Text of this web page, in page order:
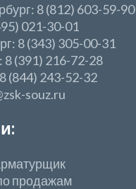
8 (812) 603-59-90
021-30-01
8 (343) 305-00-31
8 (391) 216-72-28
(844) 243-52-32
souz.ru
продажам